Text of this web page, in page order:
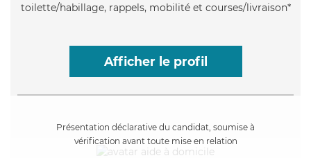
toilette/habillage, rappels, mobilité et courses/livraison*
Afficher le profil
Présentation déclarative du candidat, soumise à
vérification avant toute mise en relation